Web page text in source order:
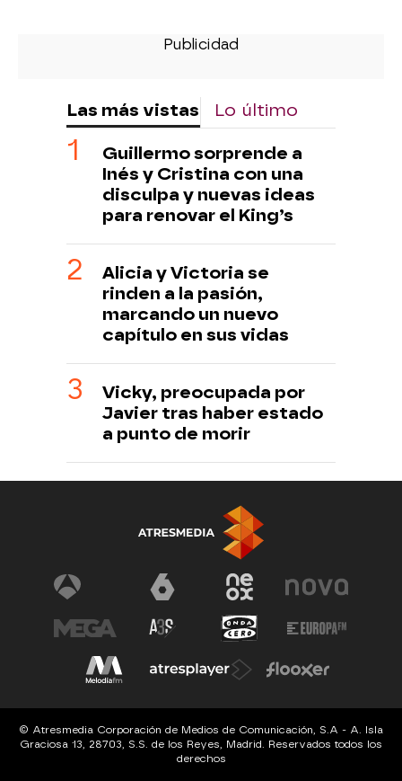
Las más vistas Lo último
Guillermo sorprende a
Inés y Cristina con una
disculpa y nuevas ideas
para renovar el King’s
Alicia y Victoria se
rinden a la pasión,
marcando un nuevo
capítulo en sus vidas
Vicky, preocupada por
Javier tras haber estado
a punto de morir
© Atresmedia Corporación de Medios de Comunicación, S.A - A. Isla
Graciosa 13, 28703, S.S. de los Reyes, Madrid. Reservados todos los
derechos